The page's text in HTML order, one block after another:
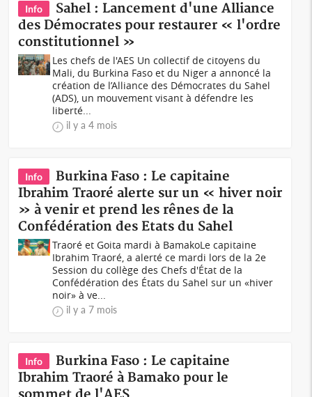
Info
Sahel : Lancement d'une Alliance
des Démocrates pour restaurer « l'ordre
constitutionnel »
Les chefs de l'AES Un collectif de citoyens du
Mali, du Burkina Faso et du Niger a annoncé la
création de l’Alliance des Démocrates du Sahel
(ADS), un mouvement visant à défendre les
liberté...
il y a 4 mois
Info
Burkina Faso : Le capitaine
Ibrahim Traoré alerte sur un « hiver noir
» à venir et prend les rênes de la
Confédération des Etats du Sahel
Traoré et Goita mardi à BamakoLe capitaine
Ibrahim Traoré, a alerté ce mardi lors de la 2e
Session du collège des Chefs d'État de la
Confédération des États du Sahel sur un «hiver
noir» à ve...
il y a 7 mois
Info
Burkina Faso : Le capitaine
Ibrahim Traoré à Bamako pour le